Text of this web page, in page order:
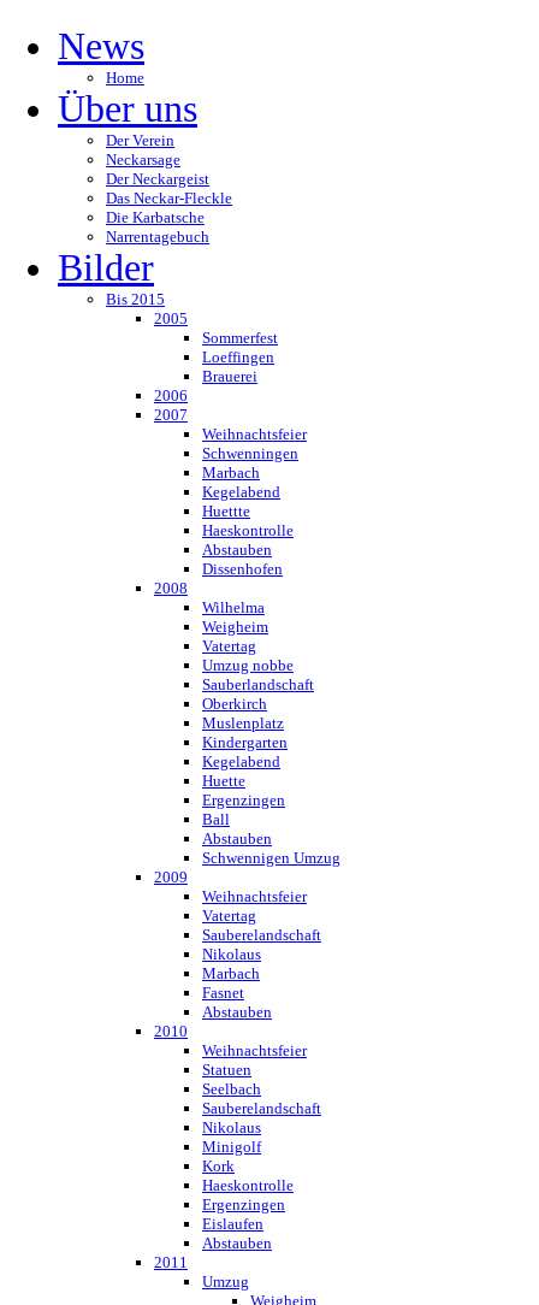
News
Home
Über uns
Der Verein
Neckarsage
Der Neckargeist
Das Neckar-Fleckle
Die Karbatsche
Narrentagebuch
Bilder
Bis 2015
2005
Sommerfest
Loeffingen
Brauerei
2006
2007
Weihnachtsfeier
Schwenningen
Marbach
Kegelabend
Huettte
Haeskontrolle
Abstauben
Dissenhofen
2008
Wilhelma
Weigheim
Vatertag
Umzug nobbe
Sauberlandschaft
Oberkirch
Muslenplatz
Kindergarten
Kegelabend
Huette
Ergenzingen
Ball
Abstauben
Schwennigen Umzug
2009
Weihnachtsfeier
Vatertag
Sauberelandschaft
Nikolaus
Marbach
Fasnet
Abstauben
2010
Weihnachtsfeier
Statuen
Seelbach
Sauberelandschaft
Nikolaus
Minigolf
Kork
Haeskontrolle
Ergenzingen
Eislaufen
Abstauben
2011
Umzug
Weigheim